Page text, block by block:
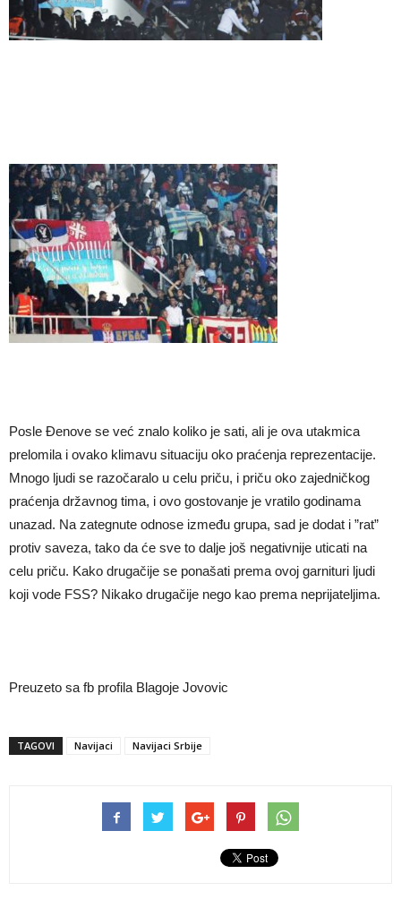
Posle Đenove se već znalo koliko je sati, ali je ova utakmica
prelomila i ovako klimavu situaciju oko praćenja reprezentacije.
Mnogo ljudi se razočaralo u celu priču, i priču oko zajedničkog
praćenja državnog tima, i ovo gostovanje je vratilo godinama
unazad. Na zategnute odnose između grupa, sad je dodat i ”rat”
protiv saveza, tako da će sve to dalje još negativnije uticati na
celu priču. Kako drugačije se ponašati prema ovoj garnituri ljudi
koji vode FSS? Nikako drugačije nego kao prema neprijateljima.
Preuzeto sa fb profila Blagoje Jovovic
TAGOVI Navijaci Navijaci Srbije